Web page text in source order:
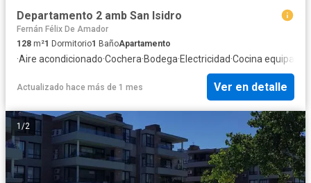
Departamento 2 amb San Isidro
Fernán Félix De Amador
128 m²1 Dormitorio1 BañoApartamento
·Aire acondicionado·Cochera·Bodega·Electricidad·Cocina equipada
Actualizado hace más de 1 mes Ver en detalle
1 /2